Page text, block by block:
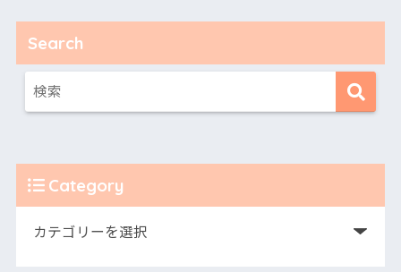
Search
Category